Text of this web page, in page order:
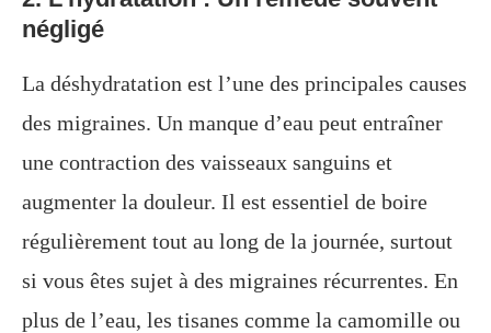
négligé
La déshydratation est l’une des principales causes
des migraines. Un manque d’eau peut entraîner
une contraction des vaisseaux sanguins et
augmenter la douleur. Il est essentiel de boire
régulièrement tout au long de la journée, surtout
si vous êtes sujet à des migraines récurrentes. En
plus de l’eau, les tisanes comme la camomille ou